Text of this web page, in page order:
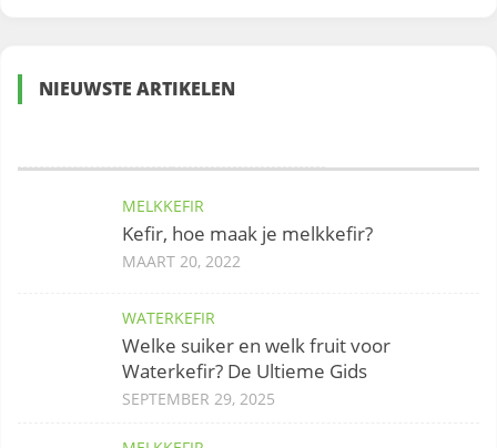
NIEUWSTE ARTIKELEN
MELKKEFIR
Kefir, hoe maak je melkkefir?
MAART 20, 2022
WATERKEFIR
Welke suiker en welk fruit voor
Waterkefir? De Ultieme Gids
SEPTEMBER 29, 2025